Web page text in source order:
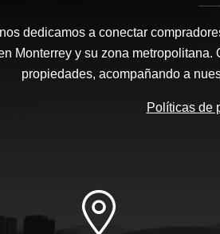
dedicamos a conectar
Monterrey y su zona
propiedades, acompañando a
Políticas de